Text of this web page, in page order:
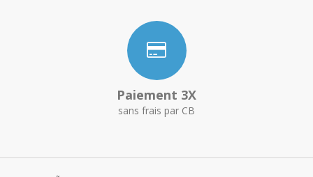
Paiement 3X
sans frais par CB